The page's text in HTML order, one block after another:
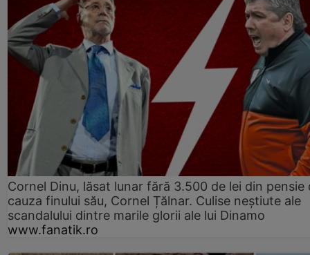
Cornel Dinu, lăsat lunar fără 3.500 de lei din pensie
cauza finului său, Cornel Țălnar. Culise neștiute ale
scandalului dintre marile glorii ale lui Dinamo
www.fanatik.ro